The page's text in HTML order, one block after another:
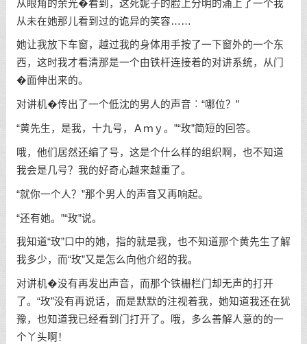
从眼角的余光�看到，这死妮子的脸上分明的涌上了一个我
从未在她那儿看到过的诡异的笑容……
她让我放下车窗，越过我的身体用手按了一下窗外的一个东
西，这时我才看清那是一个由铁杆连接着的对讲系统，从门
�面伸出来的。
对讲机�传出了一个低沈的男人的声音︰“哪位？”
“黄先生，是我，十九号，Ａｍｙ。”“玫”简短的回答。
哦，他们居然还编了号，这是个什么样的组织啊，也不知道
我会是几号？我的好奇心越来越重了。
“就你一个人？”那个男人的声音又再响起。
“还有她。”“玫”说。
我知道“玫”口中的她，指的就是我，也不知道那个黄先生了解
我多少，而“玫”又是怎么向他介绍的我。
对讲机�没有再发出声音，而那个铁栅栏门却无声的打开
了。“玫”没有再说话，而是默默的注视着我，她知道我还在犹
豫，也知道我已经看到门打开了。哦，多么善解人意的的一
个丫头啊！